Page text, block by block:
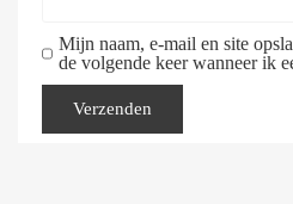
Mijn naam, e-mail en site
de volgende keer wanneer ik